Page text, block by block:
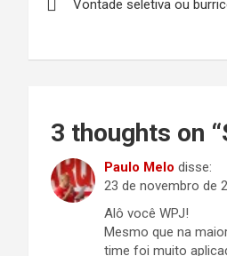
de
Post
Vontade seletiva ou
3 thoughts on “
Paulo Melo disse:
23 de novembro de
Alô você WPJ!
Mesmo que na
time foi muito